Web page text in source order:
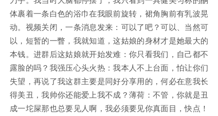
体裹着一条白色的浴巾在我眼前旋转，裙角胸前有乳波晃
动。视频关闭，一条消息发来：可以了吧？可以、当然可
以，短暂的一瞥，我就知道，这姑娘的身材才是她最大的
本钱。进群后这姑娘就开始发难：你只看我们，自己都不
露脸的吗？我强压心头火热：我本人不上台面，怕让你们
失望，再说了我这群主要是同好分享用的，何必在意我长
得美丑，我帅你还能爱上我不成？薄荷：不管，你就是丑
成一坨屎那也总要见人啊，我必须要见你真面目，快点！